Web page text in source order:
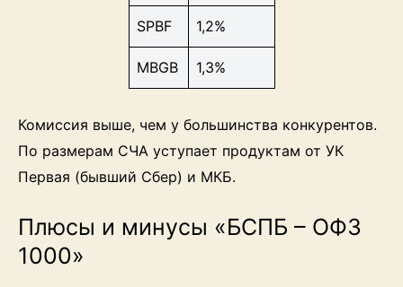
SPBF 1,2%
MBGB 1,3%
Комиссия выше, чем у большинства конкурентов.
По размерам СЧА уступает продуктам от УК
Первая (бывший Сбер) и МКБ.
Плюсы и минусы «БСПБ – ОФЗ
1000»